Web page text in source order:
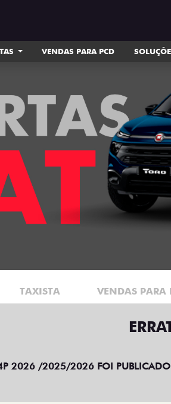
VENDAS PARA PCD
TAXISTA VENDAS PARA
2026 /2025/2026 FOI